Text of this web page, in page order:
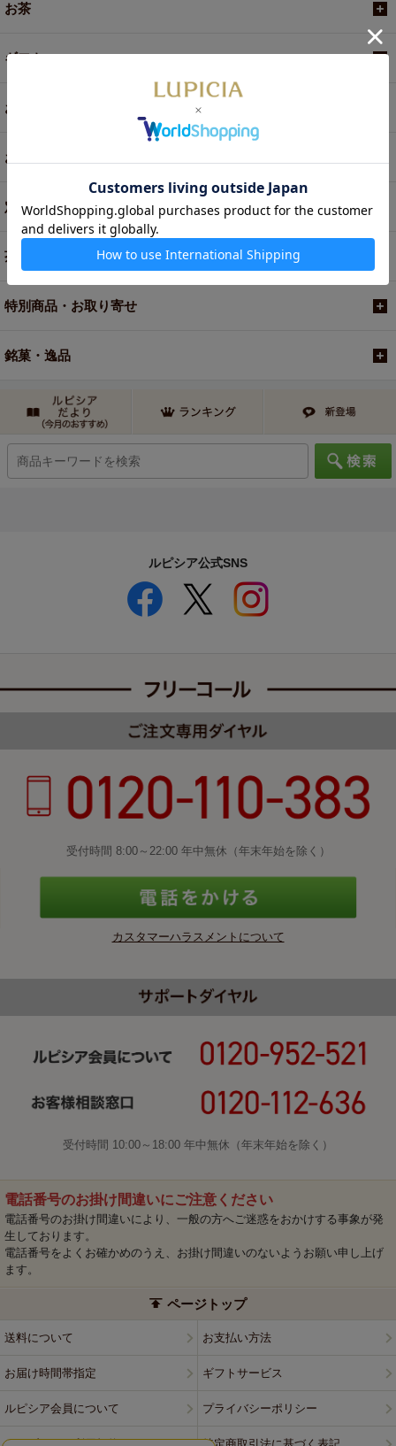
お茶
ギフト
お菓子・食品・飲料
お買い得商品
定期便
茶器・オリジナルグッズ
特別商品・お取り寄せ
銘菓・逸品
ルピシア公式SNS
受付時間 8:00～22:00 年中無休（年末年始を除く）
カスタマーハラスメントについて
受付時間 10:00～18:00 年中無休（年末年始を除く）
電話番号のお掛け間違いにご注意ください
電話番号のお掛け間違いにより、一般の方へご迷惑をおかけする事象が発
生しております。
電話番号をよくお確かめのうえ、お掛け間違いのないようお願い申し上げ
ます。
ページトップ
送料について お支払い方法
お届け時間帯指定 ギフトサービス
ルピシア会員について プライバシーポリシー